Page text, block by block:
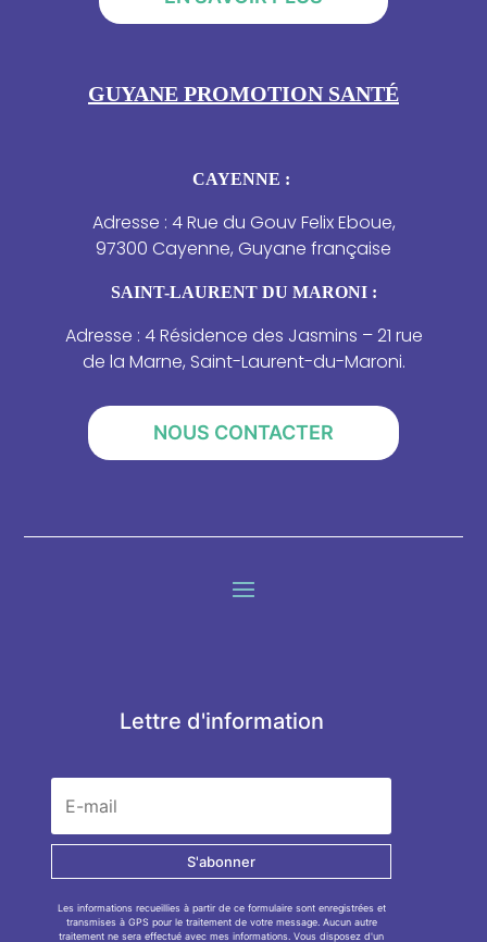
GUYANE PROMOTION SANTÉ
CAYENNE :
Adresse : 4 Rue du Gouv Felix Eboue,
97300 Cayenne, Guyane française
SAINT-LAURENT DU MARONI :
Adresse : 4 Résidence des Jasmins – 21 rue
de la Marne, Saint-Laurent-du-Maroni.
NOUS CONTACTER
Lettre d'information
S'abonner
Les informations recueillies à partir de ce formulaire sont enregistrées et
transmises à GPS pour le traitement de votre message. Aucun autre
traitement ne sera effectué avec mes informations. Vous disposez d'un